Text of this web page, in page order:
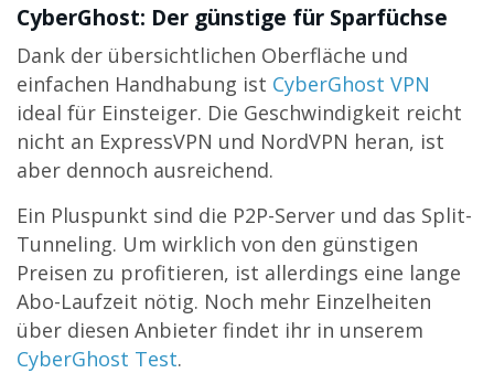
CyberGhost: Der günstige für Sparfüchse
Dank der übersichtlichen Oberfläche und
einfachen Handhabung ist CyberGhost VPN
ideal für Einsteiger. Die Geschwindigkeit reicht
nicht an ExpressVPN und NordVPN heran, ist
aber dennoch ausreichend.
Ein Pluspunkt sind die P2P-Server und das Split-
Tunneling. Um wirklich von den günstigen
Preisen zu profitieren, ist allerdings eine lange
Abo-Laufzeit nötig. Noch mehr Einzelheiten
über diesen Anbieter findet ihr in unserem
CyberGhost Test.